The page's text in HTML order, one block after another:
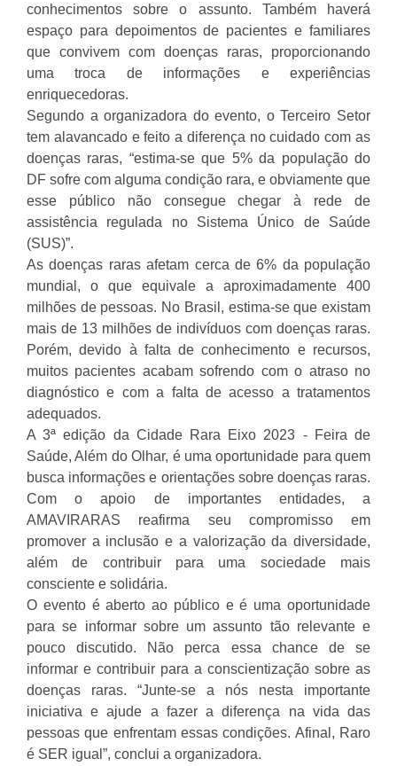
conhecimentos sobre o assunto. Também haverá
espaço para depoimentos de pacientes e familiares
que convivem com doenças raras, proporcionando
uma troca de informações e experiências
enriquecedoras.
Segundo a organizadora do evento, o Terceiro Setor
tem alavancado e feito a diferença no cuidado com as
doenças raras, “estima-se que 5% da população do
DF sofre com alguma condição rara, e obviamente que
esse público não consegue chegar à rede de
assistência regulada no Sistema Único de Saúde
(SUS)”.
As doenças raras afetam cerca de 6% da população
mundial, o que equivale a aproximadamente 400
milhões de pessoas. No Brasil, estima-se que existam
mais de 13 milhões de indivíduos com doenças raras.
Porém, devido à falta de conhecimento e recursos,
muitos pacientes acabam sofrendo com o atraso no
diagnóstico e com a falta de acesso a tratamentos
adequados.
A 3ª edição da Cidade Rara Eixo 2023 - Feira de
Saúde, Além do Olhar, é uma oportunidade para quem
busca informações e orientações sobre doenças raras.
Com o apoio de importantes entidades, a
AMAVIRARAS reafirma seu compromisso em
promover a inclusão e a valorização da diversidade,
além de contribuir para uma sociedade mais
consciente e solidária.
O evento é aberto ao público e é uma oportunidade
para se informar sobre um assunto tão relevante e
pouco discutido. Não perca essa chance de se
informar e contribuir para a conscientização sobre as
doenças raras. “Junte-se a nós nesta importante
iniciativa e ajude a fazer a diferença na vida das
pessoas que enfrentam essas condições. Afinal, Raro
é SER igual”, conclui a organizadora.